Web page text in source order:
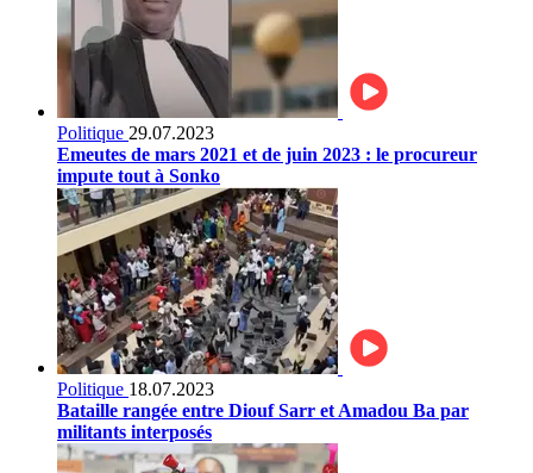
Politique 29.07.2023
Emeutes de mars 2021 et de juin 2023 : le procureur
impute tout à Sonko
Politique 18.07.2023
Bataille rangée entre Diouf Sarr et Amadou Ba par
militants interposés